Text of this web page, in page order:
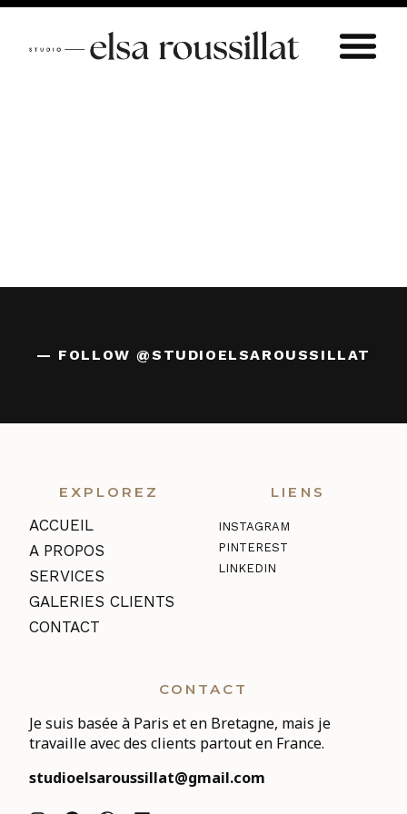
— FOLLOW@STUDIOELSAROUSSILLAT
EXPLOREZ
ACCUEIL
A PROPOS
SERVICES
GALERIES CLIENTS
CONTACT
LIENS
INSTAGRAM
PINTEREST
LINKEDIN
CONTACT
Je suis basée à Paris et en Bretagne, mais je
travaille avec des clients partout en France.
studioelsaroussillat@gmail.com